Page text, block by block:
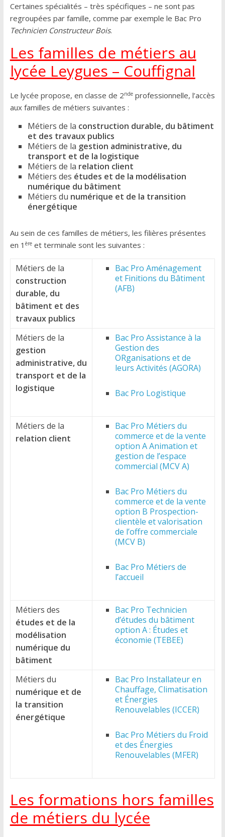
Certaines spécialités – très spécifiques – ne sont pas
regroupées par famille, comme par exemple le Bac Pro
Technicien Constructeur Bois.
Les familles de métiers au
lycée Leygues – Couffignal
Le lycée propose, en classe de 2ndeprofessionnelle, l’accès
aux familles de métiers suivantes :
Métiers de la construction durable, du bâtiment
et des travaux publics
Métiers de la gestion administrative, du
transport et de la logistique
Métiers de la relation client
Métiers des études et de la modélisation
numérique du bâtiment
Métiers du numérique et de la transition
énergétique
Au sein de ces familles de métiers, les filières présentes
en 1 èreet terminale sont les suivantes :
Métiers de la
construction
durable, du
bâtiment et des
travaux publics
Bac Pro Aménagement
et Finitions du Bâtiment
(AFB)
Métiers de la
gestion
administrative, du
transport et de la
logistique
Bac Pro Assistance à la
Gestion des
ORganisations et de
leurs Activités (AGORA)
Bac Pro Logistique
Métiers de la
relation client
Bac Pro Métiers du
commerce et de la vente
option A Animation et
gestion de l’espace
commercial (MCV A)
Bac Pro Métiers du
commerce et de la vente
option B Prospection-
clientèle et valorisation
de l’offre commerciale
(MCV B)
Bac Pro Métiers de
l’accueil
Métiers des
études et de la
modélisation
numérique du
bâtiment
Bac Pro Technicien
d’études du bâtiment
option A : Études et
économie (TEBEE)
Métiers du
numérique et de
la transition
énergétique
Bac Pro Installateur en
Chauffage, Climatisation
et Énergies
Renouvelables (ICCER)
Bac Pro Métiers du Froid
et des Énergies
Renouvelables (MFER)
Les formations hors familles
de métiers du lycée